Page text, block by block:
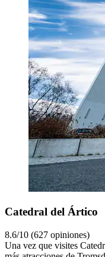
Catedral del Ártico
8.6/10 (627 opiniones)
Una vez que visites